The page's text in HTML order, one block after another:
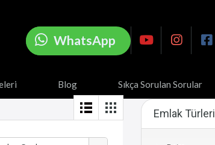
WhatsApp
Blog Sıkça Sorulan Sorular
Emlak Türleri